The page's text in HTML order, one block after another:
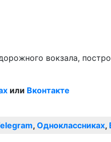
вокзала,
или Вконтакте
, Одноклассниках,